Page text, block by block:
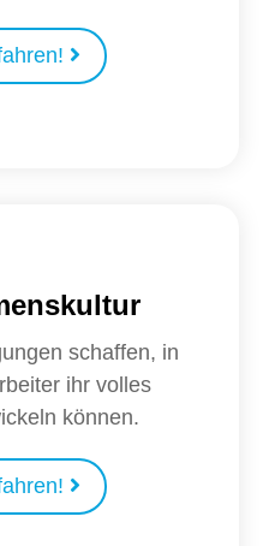
schaffen, in
ihr volles
können.